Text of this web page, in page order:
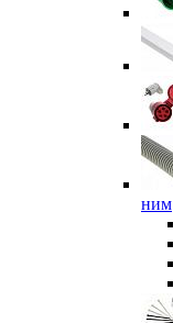
ним